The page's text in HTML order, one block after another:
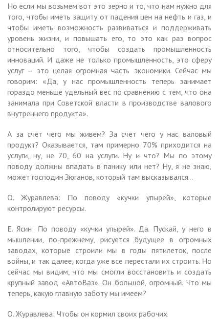
Но если мы возьмем вот это зерно и то, что нам нужно для
того, чтобы иметь защиту от падения цен на нефть и газ, и
чтобы иметь возможность развиваться и поддерживать
уровень жизни, и повышать его, то это как раз вопрос
относительно того, чтобы создать промышленность
инноваций. И даже не только промышленность, это сферу
услуг – это целая огромная часть экономики. Сейчас мы
говорим: «Да, у нас промышленность теперь занимает
гораздо меньше удельный вес по сравнению с тем, что она
занимала при Советской власти в производстве валового
внутреннего продукта».
А за счет чего мы живем? За счет чего у нас валовый
продукт? Оказывается, там примерно 70% приходится на
услуги, ну, не 70, 60 на услуги. Ну и что? Мы по этому
поводу должны впадать в панику или нет? Ну, я не знаю,
может господин Зюганов, который там высказывался…
О. Журавлева: По поводу «кучки упырей», которые
контролируют ресурсы.
Е. Ясин: По поводу «кучки упырей». Да. Пускай, у него в
мышлении, по-прежнему, рисуется будущее в огромных
заводах, которые строили мы в годы пятилеток, после
войны, и так далее, когда уже все перестали их строить. Но
сейчас мы видим, что мы смогли восстановить и создать
крупный завод «АвтоВаз». Он большой, огромный. Что мы
теперь, какую главную заботу мы имеем?
О. Журавлева: Чтобы он кормил своих рабочих.